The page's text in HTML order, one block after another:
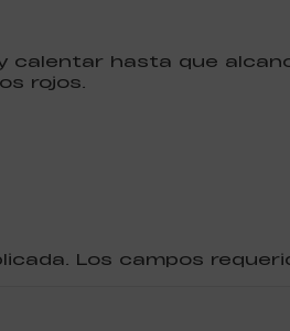
calentar hasta que
rojos.
Los campos